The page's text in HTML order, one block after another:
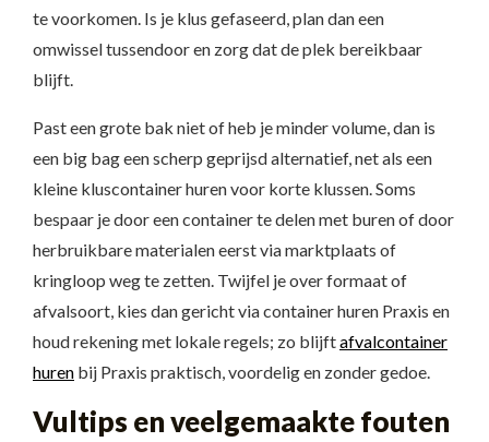
te voorkomen. Is je klus gefaseerd, plan dan een
omwissel tussendoor en zorg dat de plek bereikbaar
blijft.
Past een grote bak niet of heb je minder volume, dan is
een big bag een scherp geprijsd alternatief, net als een
kleine kluscontainer huren voor korte klussen. Soms
bespaar je door een container te delen met buren of door
herbruikbare materialen eerst via marktplaats of
kringloop weg te zetten. Twijfel je over formaat of
afvalsoort, kies dan gericht via container huren Praxis en
houd rekening met lokale regels; zo blijftafvalcontainer
huren bij Praxis praktisch, voordelig en zonder gedoe.
Vultips en veelgemaakte fouten